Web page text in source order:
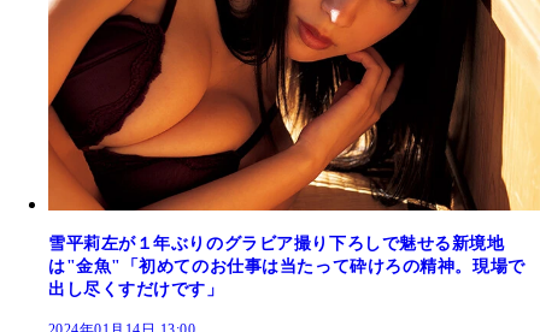
雪平莉左が１年ぶりのグラビア撮り下ろしで魅せる新境地
は"金魚"「初めてのお仕事は当たって砕けろの精神。現場で
出し尽くすだけです」